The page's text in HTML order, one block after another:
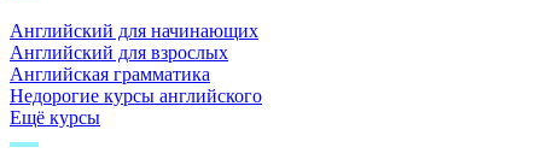
Английский для начинающих
Английский для взрослых
Английская грамматика
Недорогие курсы английского
Ещё курсы